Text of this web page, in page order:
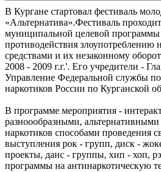
В Кургане стартовал фестиваль
«Альтернатива».Фестиваль
муниципальной целевой
противодействия злоупотреблению
средствами и их незаконному
2008 - 2009 г.г.'. Его учредители -
Управление Федеральной службы
наркотиков России по Курганской
В программе мероприятия -
разноообразными,
наркотиков способами проведения
выступления рок - групп, диск -
проекты, данс - группы, хип - хоп,
программы на антинаркотическую